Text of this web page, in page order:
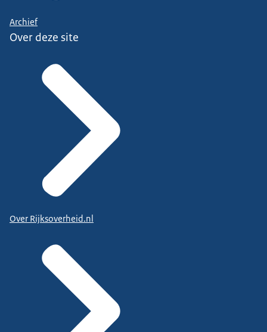
Archief
Over deze site
Over Rijksoverheid.nl